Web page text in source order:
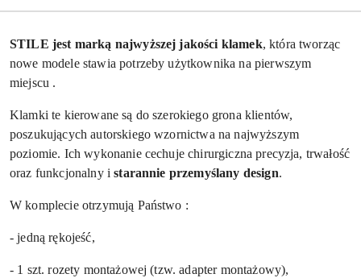
STILE jest marką najwyższej jakości klamek, która tworząc
nowe modele stawia potrzeby użytkownika na pierwszym
miejscu .
Klamki te kierowane są do szerokiego grona klientów,
poszukujących autorskiego wzornictwa na najwyższym
poziomie. Ich wykonanie cechuje chirurgiczna precyzja, trwałość
oraz funkcjonalny istarannie przemyślany design.
W komplecie otrzymują Państwo :
- jedną rękojeść,
- 1 szt. rozety montażowej (tzw. adapter montażowy),